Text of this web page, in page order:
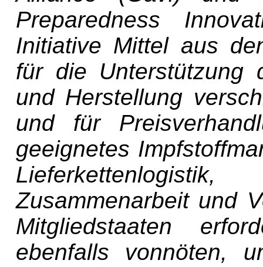
Preparedness
Initiative Mittel aus
für die Unterstützung
und Herstellung
und für
geeignetes
Zusammenarbeit und
Mitgliedstaaten
ebenfalls vonnöten,